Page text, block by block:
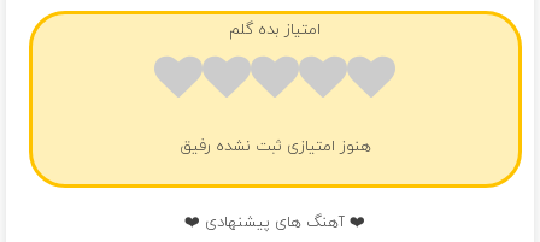
امتیاز بده گلم
هنوز امتیازی ثبت نشده رفیق
❤️ آهنگ های پیشنهادی ❤️